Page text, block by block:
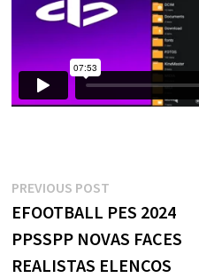
Navegação
de
Post
PREVIOUS POSTPrevious
post:
EFOOTBALL PES 2024
PPSSPP NOVAS FACES
REALISTAS ELENCOS